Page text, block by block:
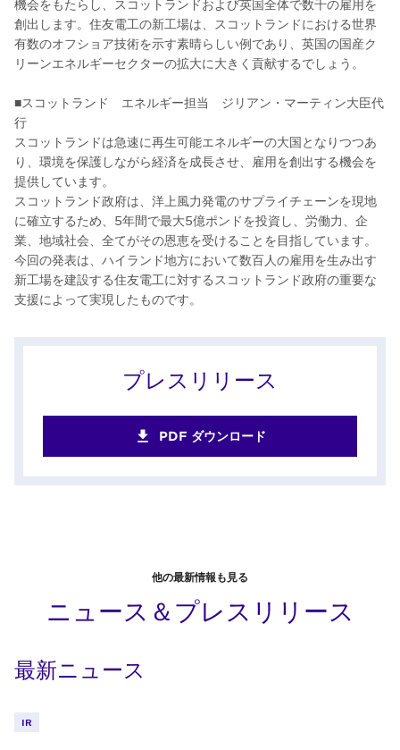
機会をもたらし、スコットランドおよび英国全体で数千の雇用を
創出します。住友電工の新工場は、スコットランドにおける世界
有数のオフショア技術を示す素晴らしい例であり、英国の国産ク
リーンエネルギーセクターの拡大に大きく貢献するでしょう。
■スコットランド エネルギー担当 ジリアン・マーティン大臣代
行
スコットランドは急速に再生可能エネルギーの大国となりつつあ
り、環境を保護しながら経済を成長させ、雇用を創出する機会を
提供しています。
スコットランド政府は、洋上風力発電のサプライチェーンを現地
に確立するため、5年間で最大5億ポンドを投資し、労働力、企
業、地域社会、全てがその恩恵を受けることを目指しています。
今回の発表は、ハイランド地方において数百人の雇用を生み出す
新工場を建設する住友電工に対するスコットランド政府の重要な
支援によって実現したものです。
プレスリリース
PDF ダウンロード
他の最新情報も見る
ニュース＆プレスリリース
最新ニュース
IR